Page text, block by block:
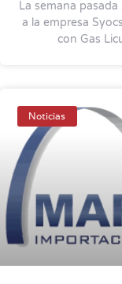
La semana
a la empresa
con Gas
Noticias